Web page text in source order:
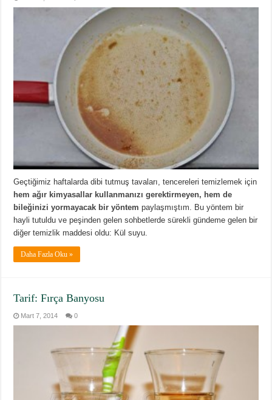
Geçtiğimiz haftalarda dibi tutmuş tavaları, tencereleri temizlemek için
hem ağır kimyasallar kullanmanızı gerektirmeyen, hem de
bileğinizi yormayacak bir yöntem paylaşmıştım. Bu yöntem bir
hayli tutuldu ve peşinden gelen sohbetlerde sürekli gündeme gelen bir
diğer temizlik maddesi oldu: Kül suyu.
Daha Fazla Oku »
Tarif: Fırça Banyosu
Mart 7, 2014 0